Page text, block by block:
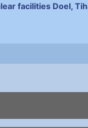
facilities Doel,